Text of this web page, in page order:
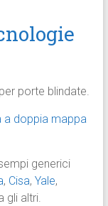
porte blindate.
a doppia mappa
generici
, Cisa, Yale,
gli altri.